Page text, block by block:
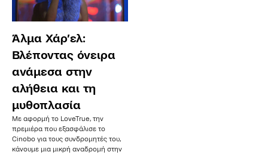
Άλμα Χάρ’ελ:
Βλέποντας όνειρα
ανάμεσα στην
αλήθεια και τη
μυθοπλασία
Με αφορμή το LoveTrue, την
πρεμιέρα που εξασφάλισε το
Cinobo για τους συνδρομητές του,
κάνουμε μια μικρή αναδρομή στην